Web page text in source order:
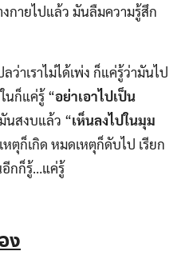
กายไปแล้ว มันลืมความรู้สึก
ว่าเราไม่ได้เพ่ง ก็แค่รู้ว่ามันไป
นก็แค่รู้ “อย่าเอาไปเป็น
นสงบแล้ว “เห็นลงไปในมุม
หตุก็เกิด หมดเหตุก็ดับไป เรียก
อีกก็รู้…แค่รู้
ง